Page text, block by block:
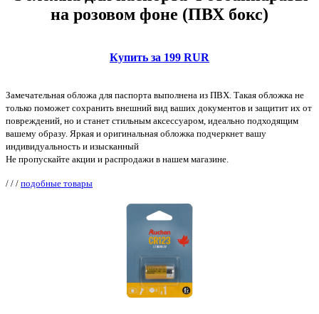
на розовом фоне (ПВХ бокс)
Купить за 199 RUR
Замечательная обложа для паспорта выполнена из ПВХ. Такая обложка не
только поможет сохранить внешний вид ваших документов и защитит их от
повреждений, но и станет стильным аксессуаром, идеально подходящим
вашему образу. Яркая и оригинальная обложка подчеркнет вашу
индивидуальность и изысканный
Не пропускайте акции и распродажи в нашем магазине.
/ / / подобные товары